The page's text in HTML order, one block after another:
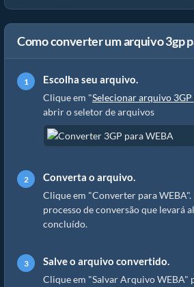
Como converter um arquivo 3gp
Escolha seu arquivo.
Clique em "Selecionar arquivo
abrir o seletor de arquivos
Converta o arquivo.
Clique em "Converter para
processo de conversão que levará
concluído.
Salve o arquivo convertido.
Clique em "Salvar Arquivo WEBA"